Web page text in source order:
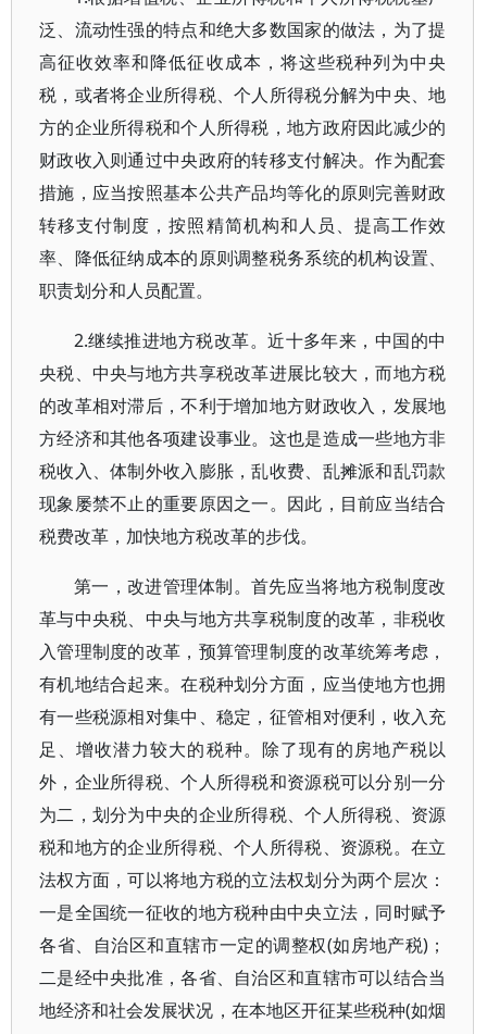
泛、流动性强的特点和绝大多数国家的做法，为了提
高征收效率和降低征收成本，将这些税种列为中央
税，或者将企业所得税、个人所得税分解为中央、地
方的企业所得税和个人所得税，地方政府因此减少的
财政收入则通过中央政府的转移支付解决。作为配套
措施，应当按照基本公共产品均等化的原则完善财政
转移支付制度，按照精简机构和人员、提高工作效
率、降低征纳成本的原则调整税务系统的机构设置、
职责划分和人员配置。
2.继续推进地方税改革。近十多年来，中国的中
央税、中央与地方共享税改革进展比较大，而地方税
的改革相对滞后，不利于增加地方财政收入，发展地
方经济和其他各项建设事业。这也是造成一些地方非
税收入、体制外收入膨胀，乱收费、乱摊派和乱罚款
现象屡禁不止的重要原因之一。因此，目前应当结合
税费改革，加快地方税改革的步伐。
第一，改进管理体制。首先应当将地方税制度改
革与中央税、中央与地方共享税制度的改革，非税收
入管理制度的改革，预算管理制度的改革统筹考虑，
有机地结合起来。在税种划分方面，应当使地方也拥
有一些税源相对集中、稳定，征管相对便利，收入充
足、增收潜力较大的税种。除了现有的房地产税以
外，企业所得税、个人所得税和资源税可以分别一分
为二，划分为中央的企业所得税、个人所得税、资源
税和地方的企业所得税、个人所得税、资源税。在立
法权方面，可以将地方税的立法权划分为两个层次：
一是全国统一征收的地方税种由中央立法，同时赋予
各省、自治区和直辖市一定的调整权(如房地产税)；
二是经中央批准，各省、自治区和直辖市可以结合当
地经济和社会发展状况，在本地区开征某些税种(如烟